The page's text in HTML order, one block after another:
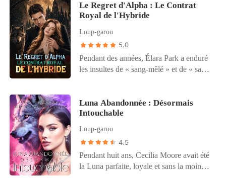
Le Regret d'Alpha : Le Contrat
Royal de l'Hybride
Loup-garou
5.0
Pendant des années, Élara Park a enduré
les insultes de « sang-mêlé » et de « sang
promesses de Zack Blackwood. Puis il a
rejeté leur lien d'âmes sœurs, quelques
instants à peine après avoir pris son corps.
Elle n'a pas eu le temps de reprendre son
souffle que la nouvelle a déjà fait le tour
des médias : ses fiançailles avec Selina, sa
demi-sœur jalouse, célébrées comme «
Luna Abandonnée : Désormais
Intouchable
Loup-garou
4.5
Pendant huit ans, Cecilia Moore avait été
la Luna parfaite, loyale et sans la moindre